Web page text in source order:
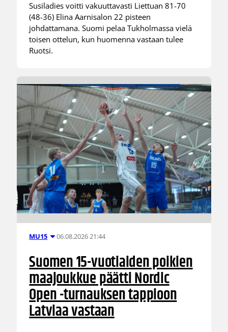
Susiladies voitti vakuuttavasti Liettuan 81-70
(48-36) Elina Aarnisalon 22 pisteen
johdattamana. Suomi pelaa Tukholmassa vielä
toisen ottelun, kun huomenna vastaan tulee
Ruotsi.
MU15 06.08.2026 21:44
Suomen 15-vuotiaiden poikien
maajoukkue päätti Nordic
Open -turnauksen tappioon
Latviaa vastaan